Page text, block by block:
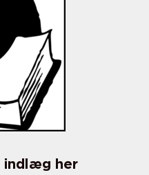
indlæg her